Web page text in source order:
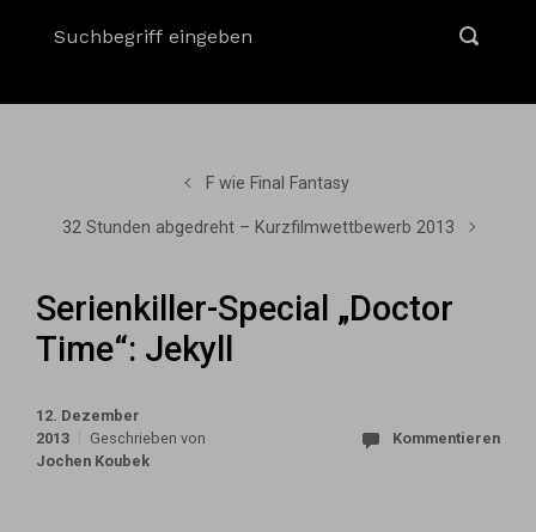
F wie Final Fantasy
32 Stunden abgedreht – Kurzfilmwettbewerb 2013
Serienkiller-Special „Doctor
Time“: Jekyll
12. Dezember
2013
Geschrieben von
Jochen Koubek
Kommentieren